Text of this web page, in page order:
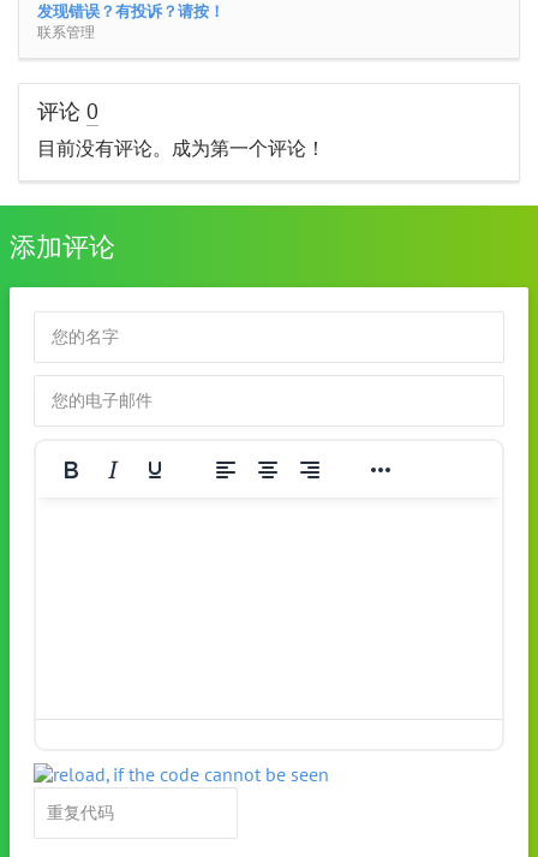
发现错误？有投诉？请按！
联系管理
评论 0
目前没有评论。成为第一个评论！
添加评论